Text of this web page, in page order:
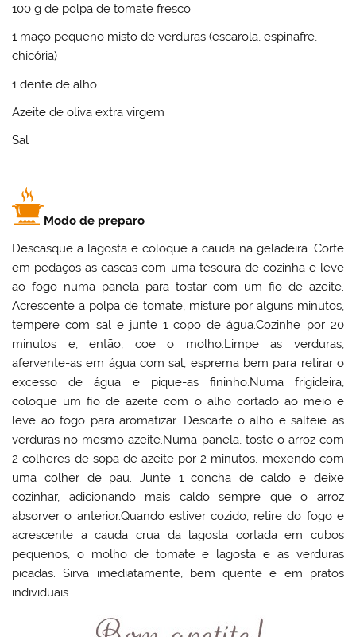
100 g de polpa de tomate fresco
1 maço pequeno misto de verduras (escarola, espinafre,
chicória)
1 dente de alho
Azeite de oliva extra virgem
Sal
Modo de preparo
Descasque a lagosta e coloque a cauda na geladeira. Corte
em pedaços as cascas com uma tesoura de cozinha e leve
ao fogo numa panela para tostar com um fio de azeite.
Acrescente a polpa de tomate, misture por alguns minutos,
tempere com sal e junte 1 copo de água.Cozinhe por 20
minutos e, então, coe o molho.Limpe as verduras,
afervente-as em água com sal, esprema bem para retirar o
excesso de água e pique-as fininho.Numa frigideira,
coloque um fio de azeite com o alho cortado ao meio e
leve ao fogo para aromatizar. Descarte o alho e salteie as
verduras no mesmo azeite.Numa panela, toste o arroz com
2 colheres de sopa de azeite por 2 minutos, mexendo com
uma colher de pau. Junte 1 concha de caldo e deixe
cozinhar, adicionando mais caldo sempre que o arroz
absorver o anterior.Quando estiver cozido, retire do fogo e
acrescente a cauda crua da lagosta cortada em cubos
pequenos, o molho de tomate e lagosta e as verduras
picadas. Sirva imediatamente, bem quente e em pratos
individuais.